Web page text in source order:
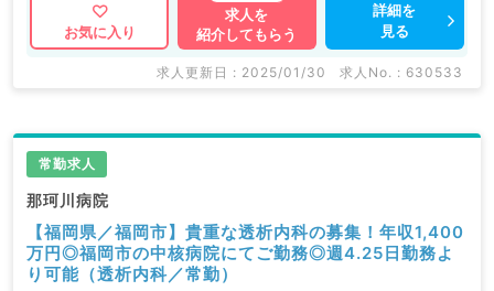
お気に入り
求人を
紹介してもらう
詳細を
見る
求人更新日 : 2025/01/30 求人No. : 630533
常勤求人
那珂川病院
【福岡県／福岡市】貴重な透析内科の募集！年収1,400
万円◎福岡市の中核病院にてご勤務◎週4.25日勤務よ
り可能（透析内科／常勤）